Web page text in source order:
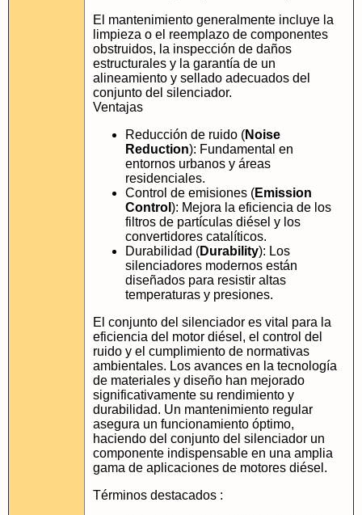
El mantenimiento generalmente incluye la
limpieza o el reemplazo de componentes
obstruidos, la inspección de daños
estructurales y la garantía de un
alineamiento y sellado adecuados del
conjunto del silenciador.
Ventajas
Reducción de ruido (Noise
Reduction): Fundamental en
entornos urbanos y áreas
residenciales.
Control de emisiones (Emission
Control ): Mejora la eficiencia de los
filtros de partículas diésel y los
convertidores catalíticos.
Durabilidad (Durability): Los
silenciadores modernos están
diseñados para resistir altas
temperaturas y presiones.
El conjunto del silenciador es vital para la
eficiencia del motor diésel, el control del
ruido y el cumplimiento de normativas
ambientales. Los avances en la tecnología
de materiales y diseño han mejorado
significativamente su rendimiento y
durabilidad. Un mantenimiento regular
asegura un funcionamiento óptimo,
haciendo del conjunto del silenciador un
componente indispensable en una amplia
gama de aplicaciones de motores diésel.
Términos destacados :